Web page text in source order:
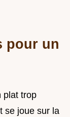
pour un
plat trop
se joue sur la